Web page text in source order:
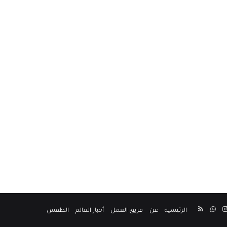
الرئيسية عن فريق العمل أخبار العالم الطقس انستقرام
واتسابملخص